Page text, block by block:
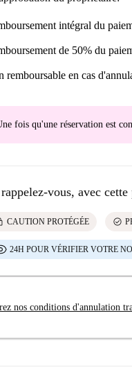
intégral du
de 50% du
remboursable en cas
fois qu'une réservation est
vous, avec
CAUTION PROTÉGÉE check_circle
24H POUR VÉRIFIER VOTRE
nos conditions d'annulation